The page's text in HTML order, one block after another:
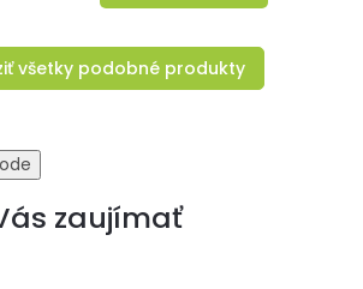
všetky podobné produkty
zaujímať